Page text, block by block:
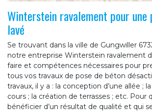
Winterstein ravalement pour une
lavé
Se trouvant dans la ville de Gungwiller
notre entreprise Winterstein ravalement
faire et compétences nécessaires pour
tous vos travaux de pose de béton
travaux, il y a : la conception d’une allée ;
cours ; la création de terrasses ; etc. Pour
bénéficier d’un résultat de qualité et qui